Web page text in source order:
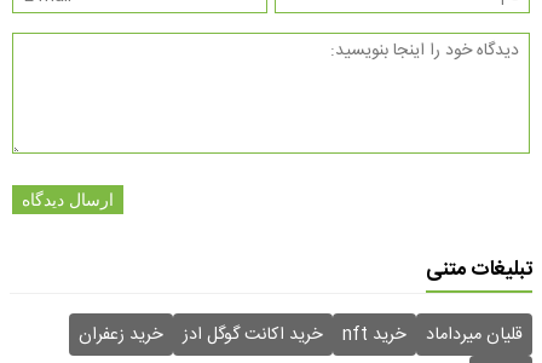
ارسال دیدگاه
تبلیغات متنی
قلیان میرداماد خرید nft خرید اکانت گوگل ادز خرید زعفران